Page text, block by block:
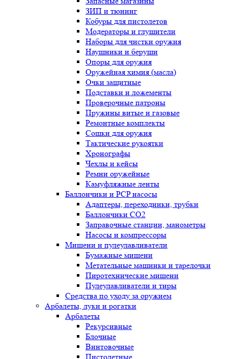
ЗИП и тюнинг
Кобуры для пистолетов
Модераторы и глушители
Наборы для чистки оружия
Наушники и беруши
Опоры для оружия
Оружейная химия (масла)
Очки защитные
Подставки и ложементы
Проверочные патроны
Пружины витые и газовые
Ремонтные комплекты
Сошки для оружия
Тактические рукоятки
Хронографы
Чехлы и кейсы
Ремни оружейные
Камуфляжные ленты
Баллончики и PCP насосы
Адаптеры, переходники, трубки
Баллончики CO2
Заправочные станции, манометры
Насосы и компрессоры
Мишени и пулеулавливатели
Бумажные мишени
Метательные машинки и тарелочки
Пиротехнические мишени
Пулеулавливатели и тиры
Средства по уходу за оружием
Арбалеты, луки и рогатки
Арбалеты
Рекурсивные
Блочные
Винтовочные
Пистолетные